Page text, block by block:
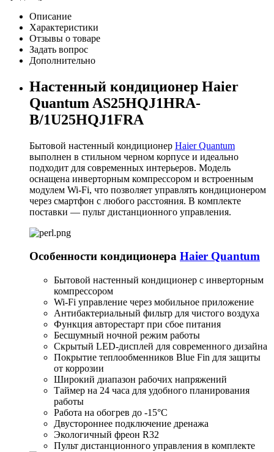
Описание
Характеристики
Отзывы о товаре
Задать вопрос
Дополнительно
Настенный кондиционер Haier
Quantum AS25HQJ1HRA-
B/1U25HQJ1FRA
Бытовой настенный кондиционер Haier Quantum
выполнен в стильном черном корпусе и идеально
подходит для современных интерьеров. Модель
оснащена инверторным компрессором и встроенным
модулем Wi-Fi, что позволяет управлять кондиционером
через смартфон с любого расстояния. В комплекте
поставки — пульт дистанционного управления.
Особенности кондиционера Haier Quantum
Бытовой настенный кондиционер с инверторным
компрессором
Wi-Fi управление через мобильное приложение
Антибактериальный фильтр для чистого воздуха
Функция авторестарт при сбое питания
Бесшумный ночной режим работы
Скрытый LED-дисплей для современного дизайна
Покрытие теплообменников Blue Fin для защиты
от коррозии
Широкий диапазон рабочих напряжений
Таймер на 24 часа для удобного планирования
работы
Работа на обогрев до -15°С
Двустороннее подключение дренажа
Экологичный фреон R32
Пульт дистанционного управления в комплекте